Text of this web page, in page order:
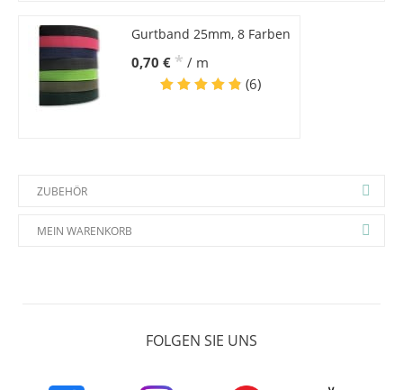
Gurtband 25mm, 8 Farben
0,70 € * / m
(6)
ZUBEHÖR
MEIN WARENKORB
FOLGEN SIE UNS